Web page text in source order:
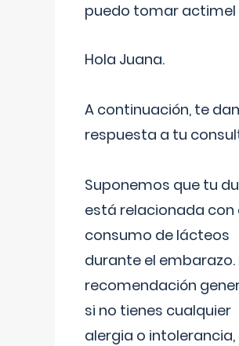
puedo tomar actimel
Hola Juana.
A continuación, te
respuesta a tu
Suponemos que tu
está relacionada con
consumo de lácteos
durante el embarazo.
recomendación
si no tienes cualquier
alergia o intolerancia,